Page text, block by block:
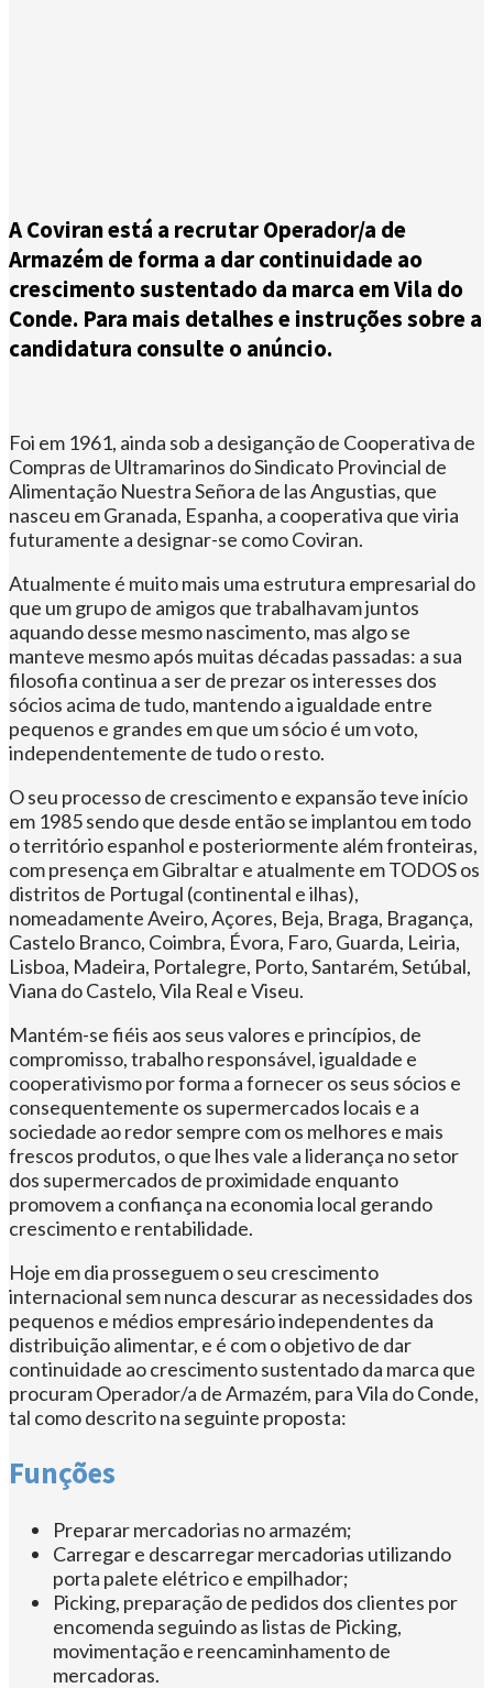
A Coviran está a recrutar Operador/a de
Armazém de forma a dar continuidade ao
crescimento sustentado da marca em Vila do
Conde. Para mais detalhes e instruções sobre a
candidatura consulte o anúncio.
Foi em 1961, ainda sob a desiganção de Cooperativa de
Compras de Ultramarinos do Sindicato Provincial de
Alimentação Nuestra Señora de las Angustias, que
nasceu em Granada, Espanha, a cooperativa que viria
futuramente a designar-se como Coviran.
Atualmente é muito mais uma estrutura empresarial do
que um grupo de amigos que trabalhavam juntos
aquando desse mesmo nascimento, mas algo se
manteve mesmo após muitas décadas passadas: a sua
filosofia continua a ser de prezar os interesses dos
sócios acima de tudo, mantendo a igualdade entre
pequenos e grandes em que um sócio é um voto,
independentemente de tudo o resto.
O seu processo de crescimento e expansão teve início
em 1985 sendo que desde então se implantou em todo
o território espanhol e posteriormente além fronteiras,
com presença em Gibraltar e atualmente em TODOS os
distritos de Portugal (continental e ilhas),
nomeadamente Aveiro, Açores, Beja, Braga, Bragança,
Castelo Branco, Coimbra, Évora, Faro, Guarda, Leiria,
Lisboa, Madeira, Portalegre, Porto, Santarém, Setúbal,
Viana do Castelo, Vila Real e Viseu​.
Mantém-se fiéis aos seus valores e princípios, de
compromisso, trabalho responsável, igualdade e
cooperativismo por forma a fornecer os seus sócios e
consequentemente os supermercados locais e a
sociedade ao redor sempre com os melhores e mais
frescos produtos, o que lhes vale a liderança no setor
dos supermercados de proximidade enquanto
promovem a confiança na economia local gerando
crescimento e rentabilidade.
Hoje em dia prosseguem o seu crescimento
internacional sem nunca descurar as necessidades dos
pequenos e médios empresário independentes da
distribuição alimentar, e é com o objetivo de dar
continuidade ao crescimento sustentado da marca que
procuram Operador/a de Armazém, para Vila do Conde,
tal como descrito na seguinte proposta:
Funções
Preparar mercadorias no armazém;
Carregar e descarregar mercadorias utilizando
porta palete elétrico e empilhador;
Picking, preparação de pedidos dos clientes por
encomenda seguindo as listas de Picking,
movimentação e reencaminhamento de
mercadoras.